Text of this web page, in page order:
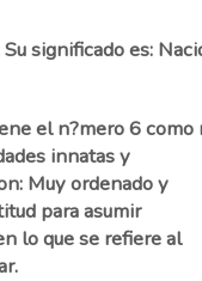
significado es:
el n?mero 6 como
innatas y
Muy ordenado y
para asumir
lo que se refiere al